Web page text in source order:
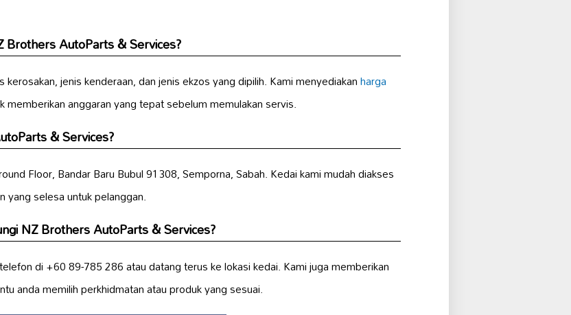
AutoParts & Services?
jenis kenderaan, dan jenis ekzos yang dipilih. Kami menyediakanharga
memberikan anggaran yang tepat sebelum memulakan servis.
& Services?
Floor, Bandar Baru Bubul 91308, Semporna, Sabah. Kedai kami mudah diakses
yang selesa untuk pelanggan.
NZ Brothers AutoParts & Services?
di +60 89-785 286 atau datang terus ke lokasi kedai. Kami juga memberikan
anda memilih perkhidmatan atau produk yang sesuai.